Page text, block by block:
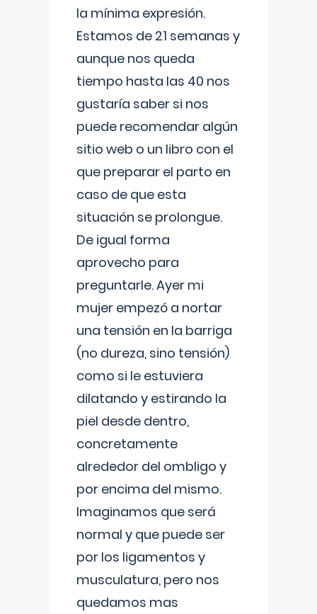
la mínima expresión.
Estamos de 21 semanas y
aunque nos queda
tiempo hasta las 40 nos
gustaría saber si nos
puede recomendar algún
sitio web o un libro con el
que preparar el parto en
caso de que esta
situación se prolongue.
De igual forma
aprovecho para
preguntarle. Ayer mi
mujer empezó a nortar
una tensión en la barriga
(no dureza, sino tensión)
como si le estuviera
dilatando y estirando la
piel desde dentro,
concretamente
alrededor del ombligo y
por encima del mismo.
Imaginamos que será
normal y que puede ser
por los ligamentos y
musculatura, pero nos
quedamos mas